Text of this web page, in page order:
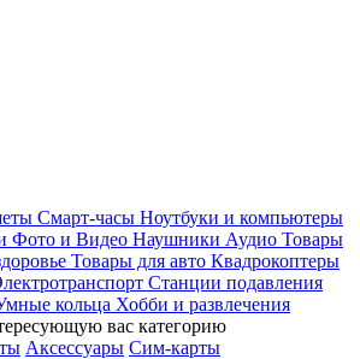
Смарт-часы Ноутбуки и компьютеры
Фото и Видео Наушники Аудио Товары
Товары для авто Квадрокоптеры
Станции подавления
кольца Хобби и развлечения
вас категорию
Аксессуары Сим-карты